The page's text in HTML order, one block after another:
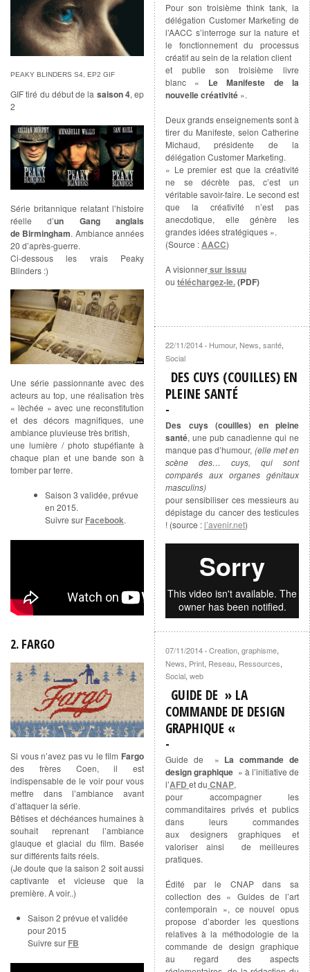
Pour son troisième think tank, la
délégation Customer Marketing de
l’AACC s’interroge sur la nature et
le fonctionnement du processus
créatif au sein de la relation client
et publie son troisième livre
blanc « Le Manifeste de la
nouvelle créativité ».
Deux grands enseignements sont à
tirer du Manifeste, selon Catherine
Michaud, présidente de la
délégation Customer Marketing.
« Le premier est que la créativité
ne se décrète pas, c’est un
véritable savoir-faire. Le second est
que la créativité n’est pas
anecdotique, elle génère les
grandes idées stratégiques ».
(Source : AACC)
A visionnersur issuu
ou téléchargez-le.(PDF)
PEAKY BLINDERS S4, EP2 GIF
GIF tiré du début de la saison 4, ep
2
Série britannique relatant l’histoire
réelle d’un Gang anglais
de Birmingham. Ambiance années
20 d’après-guerre.
Ci-dessous les vrais Peaky
Blinders :)
Une série passionnante avec des
acteurs au top, une réalisation très
« lèchée » avec une reconstitution
et des décors magnifiques, une
ambiance pluvieuse très british,
une lumière / photo stupéfiante à
chaque plan et une bande son à
tomber par terre.
Saison 3 validée, prévue
en 2015.
Suivre sur Facebook.
2. FARGO
Si vous n’avez pas vu le film Fargo
des frères Coen, il est
indispensable de le voir pour vous
mettre dans l’ambiance avant
d’attaquer la série.
Bêtises et déchéances humaines à
souhait reprenant l’ambiance
glauque et glacial du film. Basée
sur différents faits réels.
(Je doute que la saison 2 soit aussi
captivante et vicieuse que la
première. A voir..)
Saison 2 prévue et validée
pour 2015
Suivre sur FB
22/11/2014 · Humour, News, santé,
Social
DES CUYS (COUILLES) EN
PLEINE SANTÉ
Des cuys (couilles) en pleine
santé, une pub canadienne qui ne
manque pas d’humour, (elle met en
scène des… cuys, qui sont
comparés aux organes génitaux
masculins)
pour sensibiliser ces messieurs au
dépistage du cancer des testicules
! (source : l’avenir.net)
07/11/2014 · Creation, graphisme,
News, Print, Reseau, Ressources,
Social, web
GUIDE DE » LA
COMMANDE DE DESIGN
GRAPHIQUE «
Guide de » La commande de
design graphique » à l’initiative de
l’AFD et du CNAP,
pour accompagner les
commanditaires privés et publics
dans leurs commandes
aux designers graphiques et
valoriser ainsi de meilleures
pratiques.
Édité par le CNAP dans sa
collection des « Guides de l’art
contemporain », ce nouvel opus
propose d’aborder les questions
relatives à la méthodologie de la
commande de design graphique
au regard des aspects